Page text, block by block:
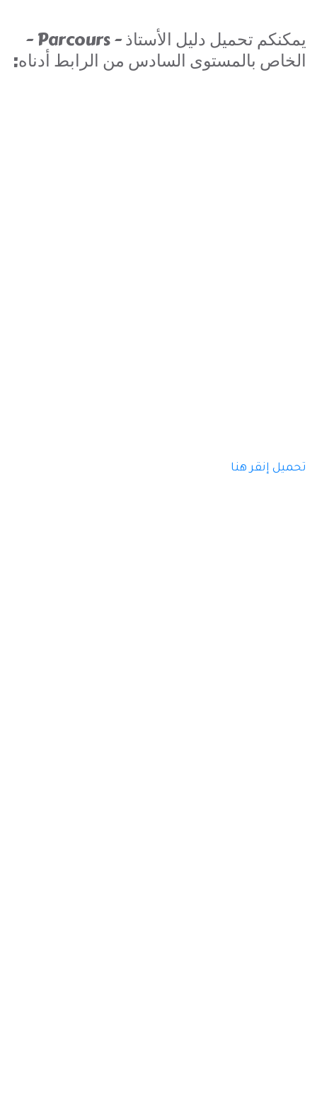
يمكنكم تحميل دليل الأستاذ - Parcours -
الخاص بالمستوى السادس من الرابط أدناه:
تحميل إنقر هنا